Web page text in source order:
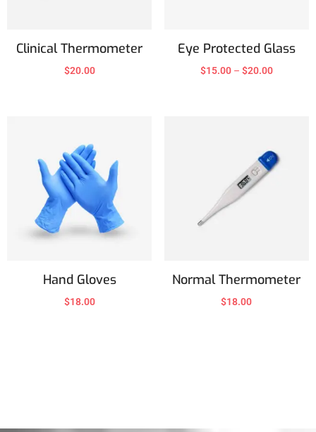
Clinical Thermometer
$20.00
Eye Protected Glass
$15.00– $20.00
Hand Gloves
$18.00
Normal Thermometer
$18.00